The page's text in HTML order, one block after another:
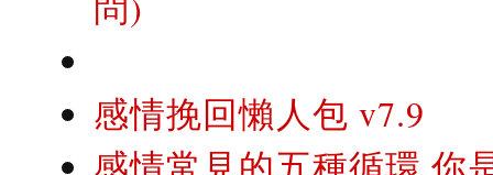
感情挽回懶人包 v7.9